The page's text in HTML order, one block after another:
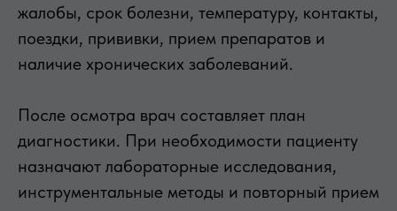
жалобы, срок болезни, температуру, контакты,
поездки, прививки, прием препаратов и
наличие хронических заболеваний.
После осмотра врач составляет план
диагностики. При необходимости пациенту
назначают лабораторные исследования,
инструментальные методы и повторный прием